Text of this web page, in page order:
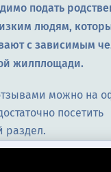
подать
людям,
с зависимым
жилплощади.
можно на
посетить
раздел.